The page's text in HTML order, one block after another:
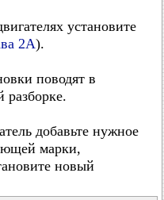
установите
2А).
поводят в
разборке.
добавьте нужное
марки,
новый